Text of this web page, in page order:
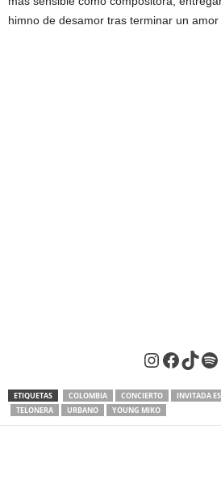
himno de desamor tras terminar un amor
Instagram
ETIQUETAS COLOMBIA CONCIERTO INVITADA
TELONERA
URBANO YOUNG MIKO